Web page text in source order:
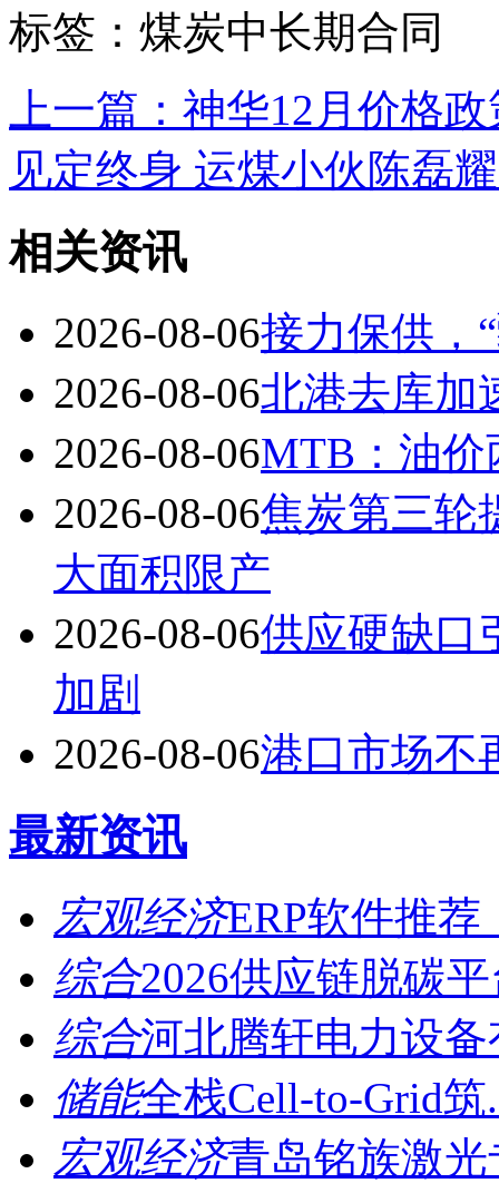
标签：煤炭中长期合同
上一篇：神华12月价格
见定终身 运煤小伙陈磊
相关资讯
2026-08-06接力保供，
2026-08-06北港去库加
2026-08-06MTB：油价
2026-08-06焦炭第三轮
大面积限产
2026-08-06供应硬缺口
加剧
2026-08-06港口市场不
最新资讯
宏观经济ERP软件推
综合2026供应链脱碳
综合河北腾轩电力设
储能全栈Cell-to-Grid筑
宏观经济青岛铭族激